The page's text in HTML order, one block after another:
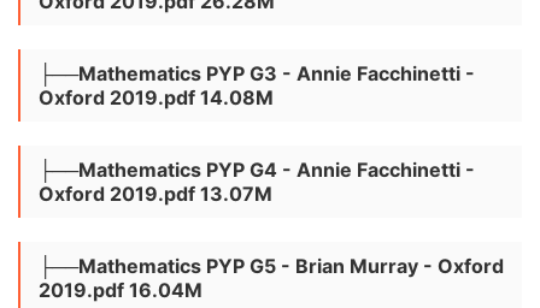
├──Mathematics PYP G3 - Annie Facchinetti -
Oxford 2019.pdf 14.08M
├──Mathematics PYP G4 - Annie Facchinetti -
Oxford 2019.pdf 13.07M
├──Mathematics PYP G5 - Brian Murray - Oxford
2019.pdf 16.04M